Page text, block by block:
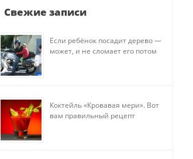
Свежие записи
Если ребёнок посадит дерево —
может, и не сломает его потом
Коктейль «Кровавая мери». Вот
вам правильный рецепт